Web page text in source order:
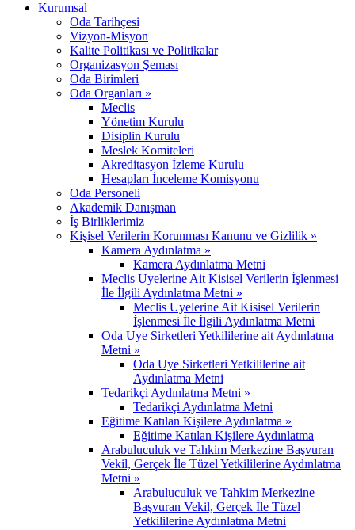
Kurumsal
Oda Tarihçesi
Vizyon-Misyon
Kalite Politikası ve Politikalar
Organizasyon Şeması
Oda Birimleri
Oda Organları »
Meclis
Yönetim Kurulu
Disiplin Kurulu
Meslek Komiteleri
Akreditasyon İzleme Kurulu
Hesapları İnceleme Komisyonu
Oda Personeli
Akademik Danışman
İş Birliklerimiz
Kişisel Verilerin Korunması Kanunu ve Gizlilik »
Kamera Aydınlatma »
Kamera Aydınlatma Metni
Meclis Uyelerine Ait Kisisel Verilerin İşlenmesi
İle İlgili Aydınlatma Metni »
Meclis Uyelerine Ait Kisisel Verilerin
İşlenmesi İle İlgili Aydınlatma Metni
Oda Uye Sirketleri Yetkililerine ait Aydınlatma
Metni »
Oda Uye Sirketleri Yetkililerine ait
Aydınlatma Metni
Tedarikçi Aydınlatma Metni »
Tedarikçi Aydınlatma Metni
Eğitime Katılan Kişilere Aydınlatma »
Eğitime Katılan Kişilere Aydınlatma
Arabuluculuk ve Tahkim Merkezine Başvuran
Vekil, Gerçek İle Tüzel Yetkililerine Aydınlatma
Metni »
Arabuluculuk ve Tahkim Merkezine
Başvuran Vekil, Gerçek İle Tüzel
Yetkililerine Aydınlatma Metni